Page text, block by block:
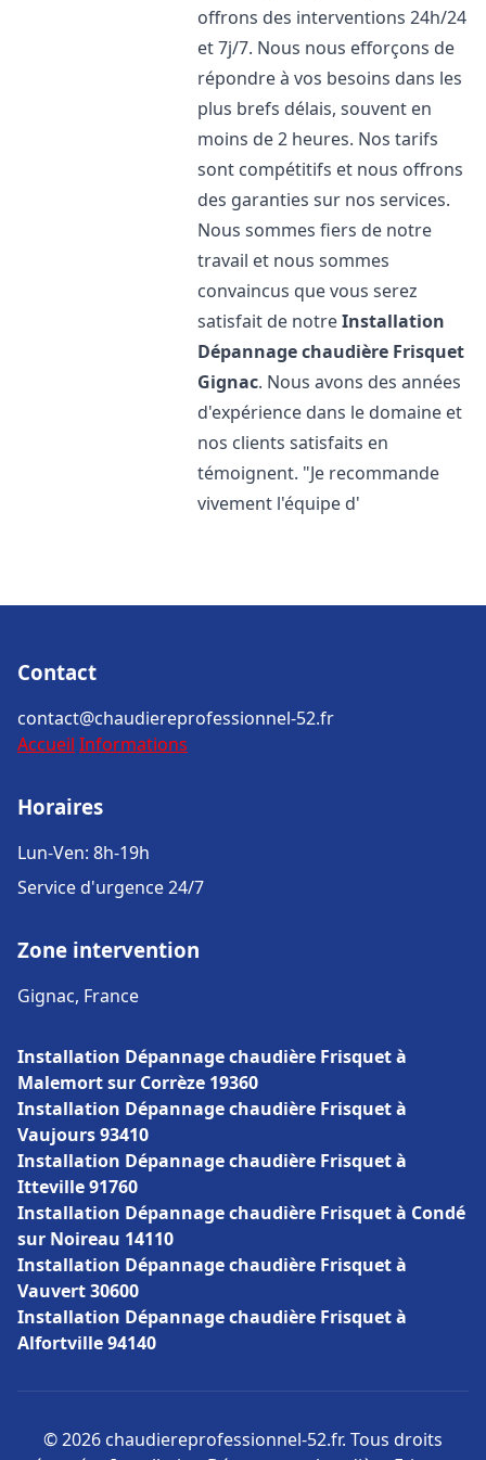
offrons des interventions 24h/24
et 7j/7. Nous nous efforçons de
répondre à vos besoins dans les
plus brefs délais, souvent en
moins de 2 heures. Nos tarifs
sont compétitifs et nous offrons
des garanties sur nos services.
Nous sommes fiers de notre
travail et nous sommes
convaincus que vous serez
satisfait de notreInstallation
Dépannage chaudière Frisquet
Gignac. Nous avons des années
d'expérience dans le domaine et
nos clients satisfaits en
témoignent. "Je recommande
vivement l'équipe d'
Contact
contact@chaudiereprofessionnel-52.fr
Accueil Informations
Horaires
Lun-Ven: 8h-19h
Service d'urgence 24/7
Zone intervention
Gignac, France
Installation Dépannage chaudière Frisquet à
Malemort sur Corrèze 19360
Installation Dépannage chaudière Frisquet à
Vaujours 93410
Installation Dépannage chaudière Frisquet à
Itteville 91760
Installation Dépannage chaudière Frisquet à Condé
sur Noireau 14110
Installation Dépannage chaudière Frisquet à
Vauvert 30600
Installation Dépannage chaudière Frisquet à
Alfortville 94140
© 2026 chaudiereprofessionnel-52.fr. Tous droits